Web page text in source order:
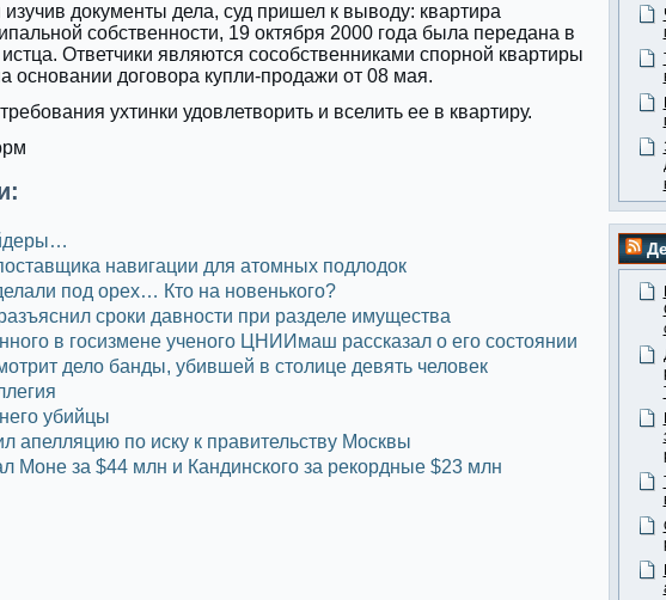
документы дела, суд пришел к выводу: квартира
собственности, 19 октября 2000 года была передана в
Ответчики являются сособственниками спорной квартиры
основании договора купли-продажи от 08 мая.
ухтинки удовлетворить и вселить ее в квартиру.
навигации для атомных подлодок
под орех… Кто на новенького?
сроки давности при разделе имущества
в госизмене ученого ЦНИИмаш рассказал о его состоянии
дело банды, убившей в столице девять человек
убийцы
апелляцию по иску к правительству Москвы
Моне за $44 млн и Кандинского за рекордные $23 млн